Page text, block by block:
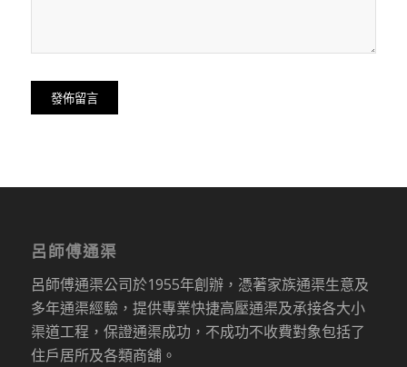
呂師傅通渠
呂師傅通渠公司於1955年創辦，憑著家族通渠生意及
多年通渠經驗，提供專業快捷高壓通渠及承接各大小
渠道工程，保證通渠成功，不成功不收費對象包括了
住戶居所及各類商舖。